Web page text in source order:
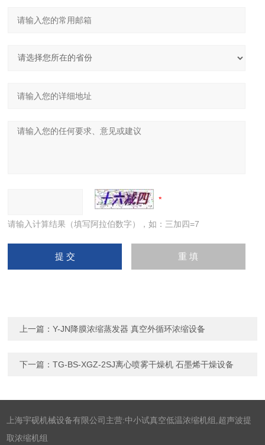
请输入计算结果（填写阿拉伯数字），如：三加四=7
上一篇：Y-JN降膜浓缩蒸发器 真空外循环浓缩设备
下一篇：TG-BS-XGZ-2SJ离心喷雾干燥机 石墨烯干燥设备
上海宇砚机械设备有限公司主营:中小试真空低温浓缩机组,超声波提
取浓缩机组